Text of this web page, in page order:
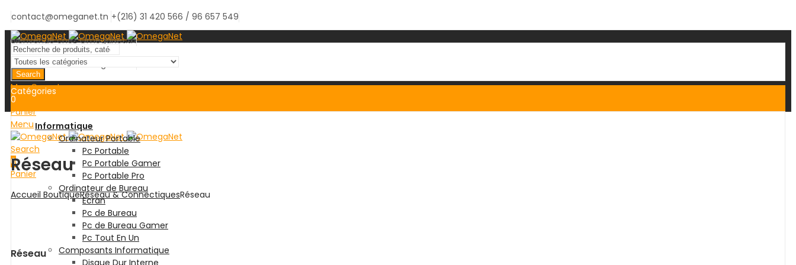
contact@omeganet.tn +(216) 31 420 566 / 96 657 549
Bienvenue chez OmegaNet.tn
Bienvenue chez OmegaNet.tn
Search
Mon Compte
0
Panier
Menu
Search
0
Panier
Catégories
Informatique
Ordinateur Portable
Pc Portable
Pc Portable Gamer
Pc Portable Pro
Ordinateur de Bureau
Ecran
Pc de Bureau
Pc de Bureau Gamer
Pc Tout En Un
Composants Informatique
Disque Dur Interne
Réseau
Accueil BoutiqueRéseau & ConnectiquesRéseau
Réseau